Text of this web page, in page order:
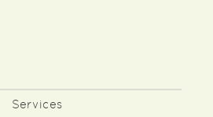
Services